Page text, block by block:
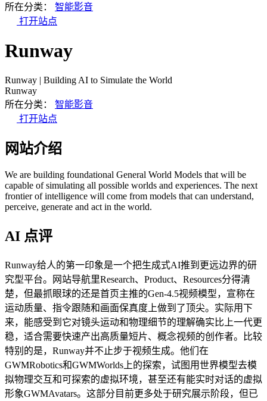
所在分类：
智能影音
打开站点
Runway
Runway | Building AI to Simulate the World
Runway
所在分类：
智能影音
打开站点
网站介绍
We are building foundational General World Models that will be
capable of simulating all possible worlds and experiences. The next
frontier of intelligence will come from models that can understand,
perceive, generate and act in the world.
AI 点评
Runway给人的第一印象是一个把生成式AI推到更远边界的研
究型平台。网站导航里Research、Product、Resources分得清
楚，但最抓眼球的还是首页主推的Gen-4.5视频模型，宣称在
运动质量、指令跟随和画面保真度上做到了顶尖。实际用下
来，能感受到它对镜头运动和物理细节的理解确实比上一代更
稳，适合需要快速产出高质量短片、概念视频的创作者。比较
特别的是，Runway并不止步于视频生成。他们在
GWMRobotics和GWMWorlds上的探索，试图用世界模型去模
拟物理交互和可探索的虚拟环境，甚至还有能实时对话的虚拟
形象GWMAvatars。这部分目前更多处于研究展示阶段，但已